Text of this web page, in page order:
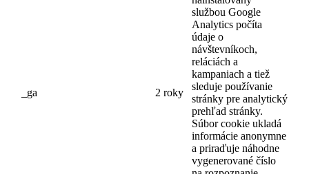
_ga 2 roky
službou Google
Analytics počíta
údaje o
návštevníkoch,
reláciách a
kampaniach a tiež
sleduje používanie
stránky pre analytický
prehľad stránky.
Súbor cookie ukladá
informácie anonymne
a priraďuje náhodne
vygenerované číslo